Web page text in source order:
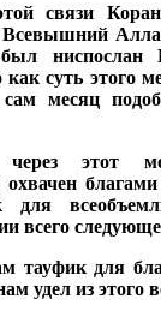
связи
суть этого
месяц
этот
охвачен
для
всего
тауфик для
удел из этого